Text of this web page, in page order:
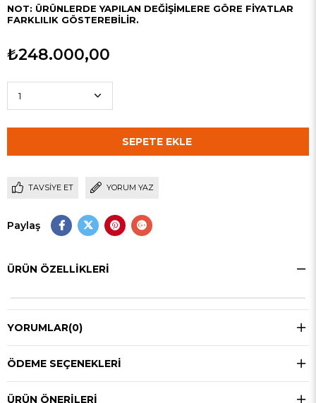
NOT: ÜRÜNLERDE YAPILAN DEĞİŞİMLERE GÖRE FİYATLAR
FARKLILIK GÖSTEREBİLİR.
₺248.000,00
TAVSIYE ET YORUM YAZ
Paylaş
ÜRÜN ÖZELLIKLERI
YORUMLAR(0)
ÖDEME SEÇENEKLERI
ÜRÜN ÖNERILERI